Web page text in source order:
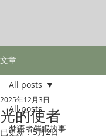
文章
All posts
梦语者催眠故事
All posts
光的使者
2025年12月3日
已更新：5月2日